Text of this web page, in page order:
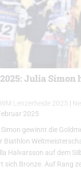
Julia Simon
Lenzerheide 2025 |
2025
gewinnt die
Biathlon
Halvarsson auf dem
sich Bronze. Auf Rang